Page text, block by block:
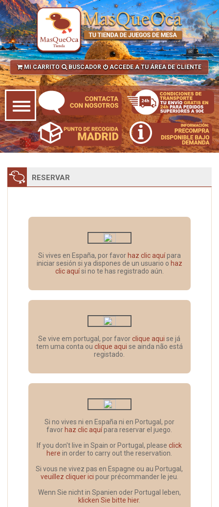
MI CARRITO BUSCADOR ACCEDE A TU ÁREA DE CLIENTE
RESERVAR
Si vives en España, por favor haz clic aquípara
iniciar sesión si ya dispones de un usuario o haz
clic aquísi no te has registrado aún.
Se vive em portugal, por favorclique aqui se já
tem uma conta ou clique aqui se ainda não está
registado.
Si no vives ni en España ni en Portugal, por
favor haz clic aquípara reservar el juego.
If you don't live in Spain or Portugal, pleaseclick
here in order to carry out the reservation.
Si vous ne vivez pas en Espagne ou au Portugal,
veuillez cliquer ici pour précommander le jeu.
Wenn Sie nicht in Spanien oder Portugal leben,
klicken Sie bitte hier.